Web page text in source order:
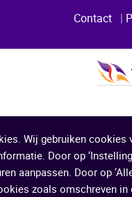
Wij gebruiken cookies
Door op
aanpassen. Door op
zoals omschreven in
Contact